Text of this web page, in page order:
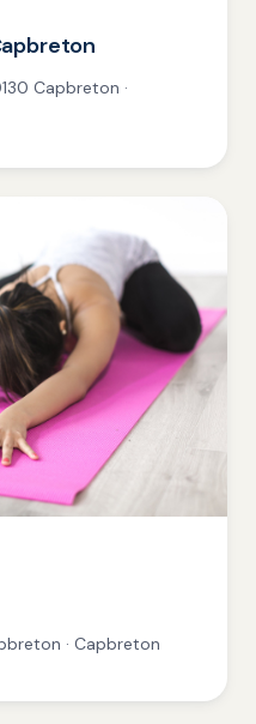
Capbreton ·
· Capbreton